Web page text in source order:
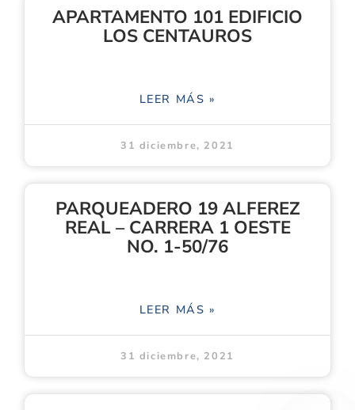
APARTAMENTO 101 EDIFICIO
LOS CENTAUROS
LEER MÁS »
31 diciembre, 2021
PARQUEADERO 19 ALFEREZ
REAL – CARRERA 1 OESTE
NO. 1-50/76
LEER MÁS »
31 diciembre, 2021